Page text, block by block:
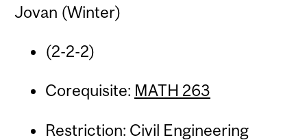
Jovan (Winter)
(2-2-2)
Corequisite: MATH 263
Restriction: Civil Engineering